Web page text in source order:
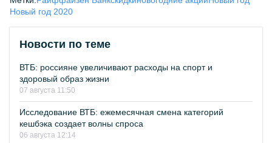
Новый год 2020
Новости по теме
ВТБ: россияне увеличивают расходы на спорт и
здоровый образ жизни
07 августа 11:50
Исследование ВТБ: ежемесячная смена категорий
кешбэка создает волны спроса
06 августа 12:14